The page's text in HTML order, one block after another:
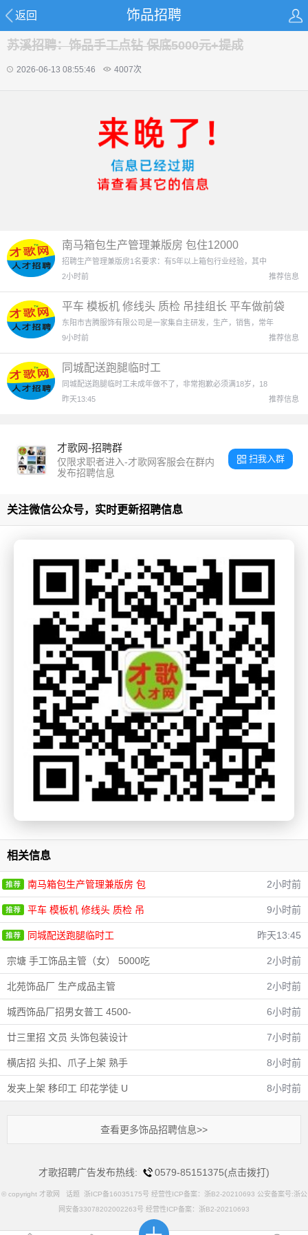
返回 饰品招聘
苏溪招聘：饰品手工点钻 保底5000元+提成
2026-06-13 08:55:46 4007次
南马箱包生产管理兼版房 包住12000
招聘生产管理兼版房1名要求：有5年以上箱包行业经验，其中
2小时前
推荐信息
平车 模板机 修线头 质检 吊挂组长 平车做前袋
平车卷脚口 机动工
东阳市吉腾服饰有限公司是一家集自主研发，生产，销售，常年
9小时前
推荐信息
同城配送跑腿临时工
同城配送跑腿临时工未成年做不了，非常抱歉必须满18岁，18
昨天13:45
推荐信息
才歌网-招聘群
仅限求职者进入-才歌网客服会在群内
发布招聘信息
扫我入群
关注微信公众号，实时更新招聘信息
相关信息
南马箱包生产管理兼版房 包 2小时前
平车 模板机 修线头 质检 吊 9小时前
同城配送跑腿临时工 昨天13:45
宗塘 手工饰品主管（女） 5000吃 2小时前
北苑饰品厂 生产成品主管 2小时前
城西饰品厂招男女普工 4500- 6小时前
廿三里招 文员 头饰包装设计 7小时前
横店招 头扣、爪子上架 熟手 8小时前
发夹上架 移印工 印花学徒 U 8小时前
查看更多饰品招聘信息>>
才歌招聘广告发布热线: 0579-85151375(点击拨打)
© copyright 才歌网 话题 浙ICP备16035175号 经营性ICP备案：浙B2-20210693 公安备案号:浙公
网安备33078202002263号 经营性ICP备案：浙B2-20210693